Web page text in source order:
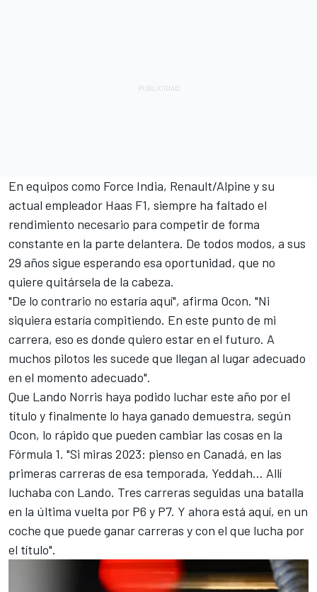
En equipos como Force India, Renault/Alpine y su
actual empleador Haas F1, siempre ha faltado el
rendimiento necesario para competir de forma
constante en la parte delantera. De todos modos, a sus
29 años sigue esperando esa oportunidad, que no
quiere quitársela de la cabeza.
"De lo contrario no estaría aquí", afirma Ocon. "Ni
siquiera estaría compitiendo. En este punto de mi
carrera, eso es donde quiero estar en el futuro. A
muchos pilotos les sucede que llegan al lugar adecuado
en el momento adecuado".
Que Lando Norris haya podido luchar este año por el
título y finalmente lo haya ganado demuestra, según
Ocon, lo rápido que pueden cambiar las cosas en la
Fórmula 1. "Si miras 2023: pienso en Canadá, en las
primeras carreras de esa temporada, Yeddah… Allí
luchaba con Lando. Tres carreras seguidas una batalla
en la última vuelta por P6 y P7. Y ahora está aquí, en un
coche que puede ganar carreras y con el que lucha por
el título".